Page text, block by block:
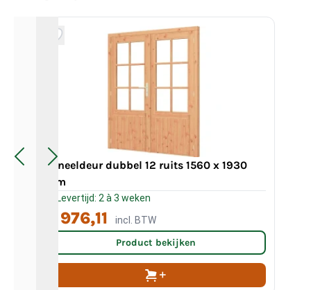
Paneeldeur dubbel 12 ruits 1560 x 1930
mm
Levertijd: 2 à 3 weken
€ 976,11 incl. BTW
Product bekijken